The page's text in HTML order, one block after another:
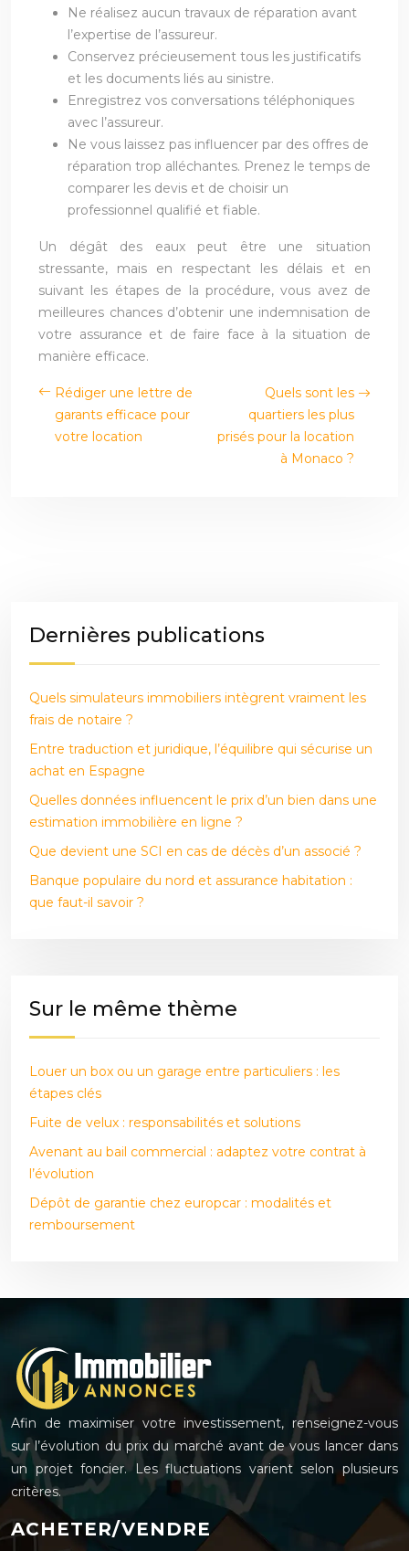
Ne réalisez aucun travaux de réparation avant
l’expertise de l’assureur.
Conservez précieusement tous les justificatifs
et les documents liés au sinistre.
Enregistrez vos conversations téléphoniques
avec l’assureur.
Ne vous laissez pas influencer par des offres de
réparation trop alléchantes. Prenez le temps de
comparer les devis et de choisir un
professionnel qualifié et fiable.
Un dégât des eaux peut être une situation
stressante, mais en respectant les délais et en
suivant les étapes de la procédure, vous avez de
meilleures chances d’obtenir une indemnisation de
votre assurance et de faire face à la situation de
manière efficace.
Rédiger une lettre de
garants efficace pour
votre location
Quels sont les
quartiers les plus
prisés pour la location
à Monaco ?
Dernières publications
Quels simulateurs immobiliers intègrent vraiment les
frais de notaire ?
Entre traduction et juridique, l’équilibre qui sécurise un
achat en Espagne
Quelles données influencent le prix d’un bien dans une
estimation immobilière en ligne ?
Que devient une SCI en cas de décès d’un associé ?
Banque populaire du nord et assurance habitation :
que faut-il savoir ?
Sur le même thème
Louer un box ou un garage entre particuliers : les
étapes clés
Fuite de velux : responsabilités et solutions
Avenant au bail commercial : adaptez votre contrat à
l’évolution
Dépôt de garantie chez europcar : modalités et
remboursement
Afin de maximiser votre investissement, renseignez-vous
sur l’évolution du prix du marché avant de vous lancer dans
un projet foncier. Les fluctuations varient selon plusieurs
critères.
ACHETER/VENDRE